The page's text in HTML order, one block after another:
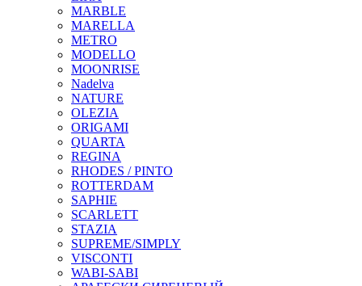
MARBLE
MARELLA
METRO
MODELLO
MOONRISE
Nadelva
NATURE
OLEZIA
ORIGAMI
QUARTA
REGINA
RHODES / PINTO
ROTTERDAM
SAPHIE
SCARLETT
STAZIA
SUPREME/SIMPLY
VISCONTI
WABI-SABI